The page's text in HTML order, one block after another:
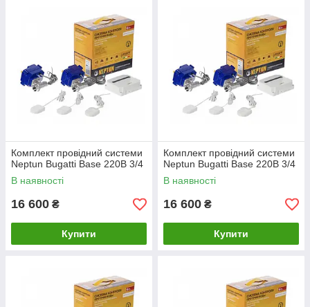
Комплект провідний системи
Neptun Bugatti Base 220B 3/4
В наявності
16 600 ₴
Купити
Комплект провідний системи
Neptun Bugatti Base 220B 3/4
В наявності
16 600 ₴
Купити